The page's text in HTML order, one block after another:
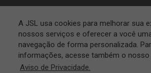
A JSL usa cookies para melhorar sua
nossos serviços e oferecer a você
navegação de forma personalizada.
informações, acesse também o nosso
Aviso de Privacidade.